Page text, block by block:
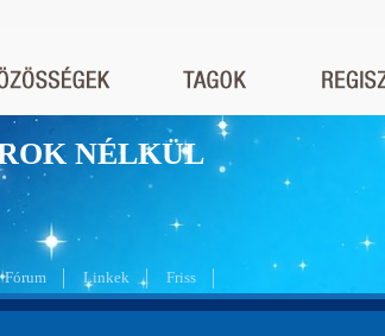
NÉLKÜL
Fórum Linkek Friss